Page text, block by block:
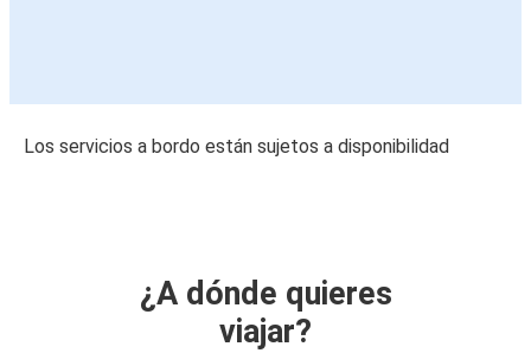
Los servicios a bordo están sujetos a disponibilidad
¿A dónde quieres
viajar?